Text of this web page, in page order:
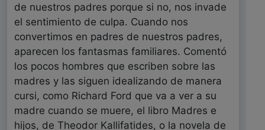
de nuestros padres porque si no, nos invade
el sentimiento de culpa. Cuando nos
convertimos en padres de nuestros padres,
aparecen los fantasmas familiares. Comentó
los pocos hombres que escriben sobre las
madres y las siguen idealizando de manera
cursi, como Richard Ford que va a ver a su
madre cuando se muere, el libro Madres e
hijos, de Theodor Kallifatides, o la novela de